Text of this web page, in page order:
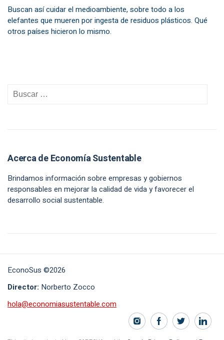
Buscan así cuidar el medioambiente, sobre todo a los
elefantes que mueren por ingesta de residuos plásticos. Qué
otros países hicieron lo mismo.
Acerca de Economía Sustentable
Brindamos información sobre empresas y gobiernos
responsables en mejorar la calidad de vida y favorecer el
desarrollo social sustentable.
EconoSus ©2026
Director: Norberto Zocco
hola@economiasustentable.com